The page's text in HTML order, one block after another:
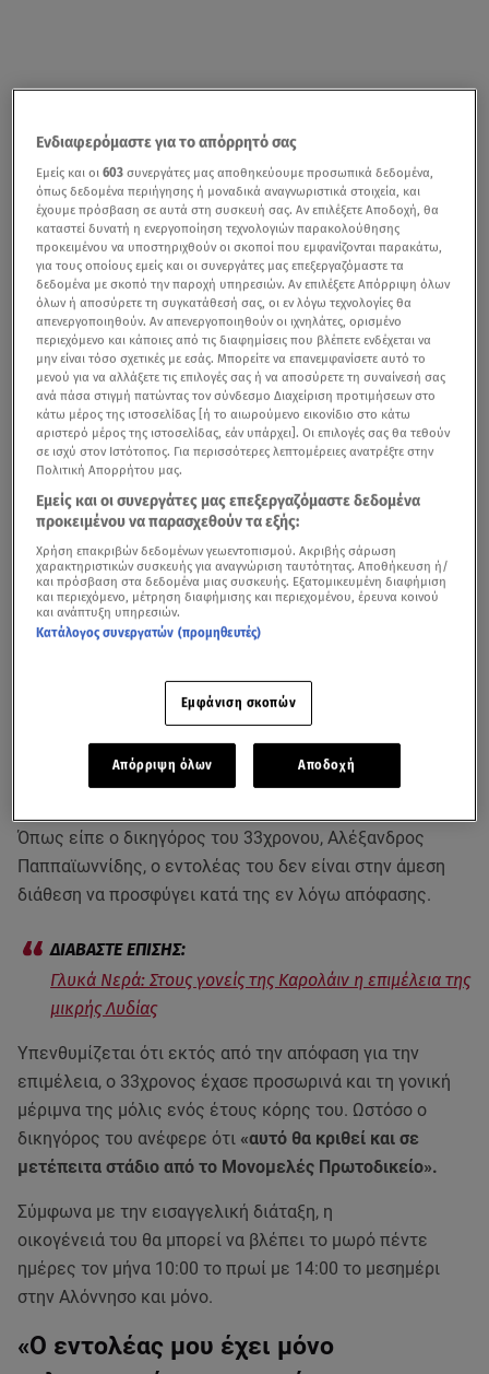
«Απολύτως σεβαστή η απόφαση της Εισαγγελέως
Ανηλίκων. Ο εντολέας μου θέλει φυσικά το καλύτερο
οποιαδήποτε νομική ενέργεια», είπε στο star.gr o
καθ’ ομολογίαν δολοφόνου της Καρολάιν
Καρολάιν αναλαμβάνει την προσωρινή επιμέλεια της
μικρής Λυδίας.
Όπως είπε ο δικηγόρος του 33χρονου, Αλέξανδρος
Παππαϊωννίδης, ο εντολέας του δεν είναι στην άμεση
διάθεση να προσφύγει κατά της εν λόγω απόφασης.
Γλυκά Νερά: Στους γονείς της Καρολάιν η επιμέλεια της
μικρής Λυδίας
Υπενθυμίζεται ότι εκτός από την απόφαση για την
επιμέλεια, ο 33χρονος έχασε προσωρινά και τη γονική
μέριμνα της μόλις ενός έτους κόρης του. Ωστόσο ο
δικηγόρος του ανέφερε ότι «αυτό θα κριθεί και σε
μετέπειτα στάδιο από το Μονομελές Πρωτοδικείο».
Σύμφωνα με την εισαγγελική διάταξη, η
οικογένειά του θα μπορεί να βλέπει το μωρό πέντε
ημέρες τον μήνα 10:00 το πρωί με 14:00 το μεσημέρι
στην Αλόννησο και μόνο.
«Ο εντολέας μου έχει μόνο
Ενδιαφερόμαστε για το απόρρητό σας
Εμείς και οι603 συνεργάτες μας αποθηκεύουμε προσωπικά δεδομένα,
όπως δεδομένα περιήγησης ή μοναδικά αναγνωριστικά στοιχεία, και
έχουμε πρόσβαση σε αυτά στη συσκευή σας. Αν επιλέξετε Αποδοχή, θα
καταστεί δυνατή η ενεργοποίηση τεχνολογιών παρακολούθησης
προκειμένου να υποστηριχθούν οι σκοποί που εμφανίζονται παρακάτω,
για τους οποίους εμείς και οι συνεργάτες μας επεξεργαζόμαστε τα
δεδομένα με σκοπό την παροχή υπηρεσιών. Αν επιλέξετε Απόρριψη όλων
όλων ή αποσύρετε τη συγκατάθεσή σας, οι εν λόγω τεχνολογίες θα
απενεργοποιηθούν. Αν απενεργοποιηθούν οι ιχνηλάτες, ορισμένο
περιεχόμενο και κάποιες από τις διαφημίσεις που βλέπετε ενδέχεται να
μην είναι τόσο σχετικές με εσάς. Μπορείτε να επανεμφανίσετε αυτό το
μενού για να αλλάξετε τις επιλογές σας ή να αποσύρετε τη συναίνεσή σας
ανά πάσα στιγμή πατώντας τον σύνδεσμο Διαχείριση προτιμήσεων στο
κάτω μέρος της ιστοσελίδας [ή το αιωρούμενο εικονίδιο στο κάτω
αριστερό μέρος της ιστοσελίδας, εάν υπάρχει]. Οι επιλογές σας θα τεθούν
σε ισχύ στον Ιστότοπος. Για περισσότερες λεπτομέρειες ανατρέξτε στην
Πολιτική Απορρήτου μας.
Εμείς και οι συνεργάτες μας επεξεργαζόμαστε δεδομένα
προκειμένου να παρασχεθούν τα εξής:
Χρήση επακριβών δεδομένων γεωεντοπισμού. Ακριβής σάρωση
χαρακτηριστικών συσκευής για αναγνώριση ταυτότητας. Αποθήκευση ή/
και πρόσβαση στα δεδομένα μιας συσκευής. Εξατομικευμένη διαφήμιση
και περιεχόμενο, μέτρηση διαφήμισης και περιεχομένου, έρευνα κοινού
και ανάπτυξη υπηρεσιών.
Κατάλογος συνεργατών (προμηθευτές)
Εμφάνιση σκοπών
Απόρριψη όλων Αποδοχή